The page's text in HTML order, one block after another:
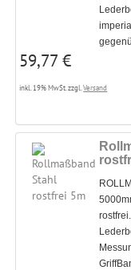
59,77 €
inkl. 19% MwSt. zzgl.Versand